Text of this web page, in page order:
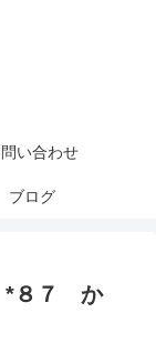
い合わせ
ブログ
か